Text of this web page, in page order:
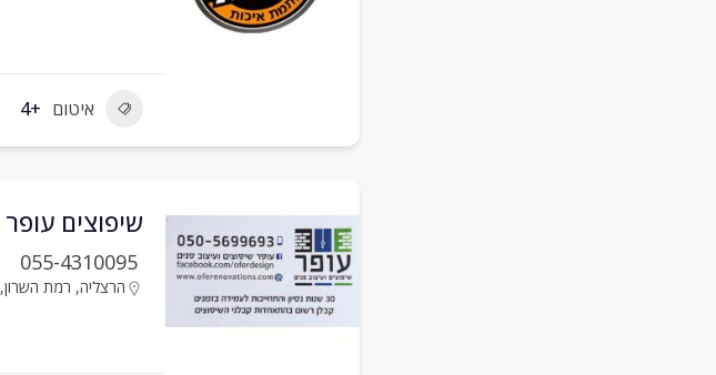
איטום +4
שיפוצים עופר
055-4310095
הרצליה, רמת השרון,